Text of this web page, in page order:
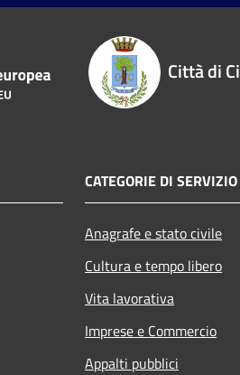
Città di
CATEGORIE DI SERVIZIO
Anagrafe e stato civile
Cultura e tempo libero
Vita lavorativa
Imprese e Commercio
Appalti pubblici